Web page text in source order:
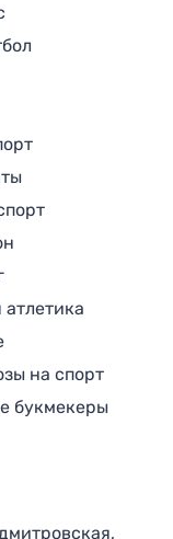
атлетика
на спорт
букмекеры